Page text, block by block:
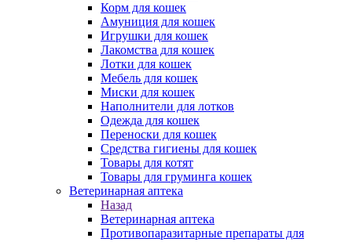
Корм для кошек
Амуниция для кошек
Игрушки для кошек
Лакомства для кошек
Лотки для кошек
Мебель для кошек
Миски для кошек
Наполнители для лотков
Одежда для кошек
Переноски для кошек
Средства гигиены для кошек
Товары для котят
Товары для груминга кошек
Ветеринарная аптека
Назад
Ветеринарная аптека
Противопаразитарные препараты для